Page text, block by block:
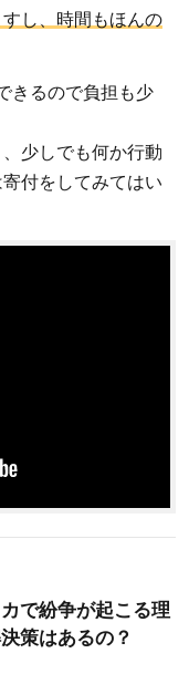
し、時間もほんの
きるので負担も少
少しでも何か行動
付をしてみてはい
で紛争が起こる理
策はあるの？